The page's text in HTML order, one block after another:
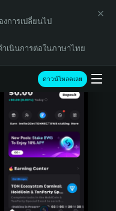
การเปลี่ยนไป
ำเนินการต่อในภาษาไทย
ดาวน์โหลดเลย